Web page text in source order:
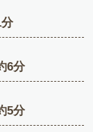
6分
5分